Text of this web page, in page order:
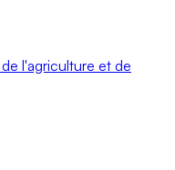
l'agriculture et de